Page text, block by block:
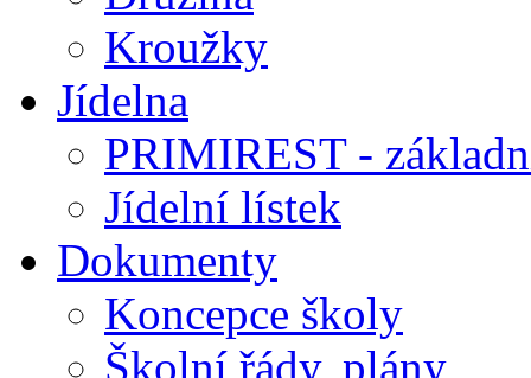
Kroužky
Jídelna
PRIMIREST -
Jídelní lístek
Dokumenty
Koncepce školy
Školní řády, plány